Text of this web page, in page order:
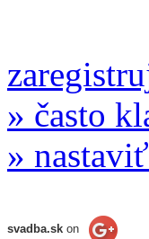
» často
»
svadba.sk on